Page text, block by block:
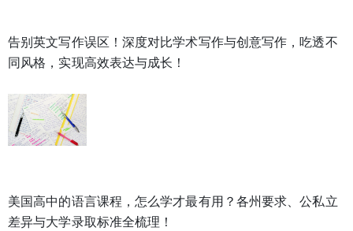
告别英文写作误区！深度对比学术写作与创意写作，吃透不
同风格，实现高效表达与成长！
美国高中的语言课程，怎么学才最有用？各州要求、公私立
差异与大学录取标准全梳理！